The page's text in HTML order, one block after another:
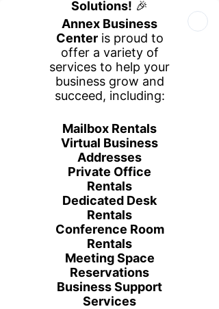
Book Your Space
Book a Tour
Call Us